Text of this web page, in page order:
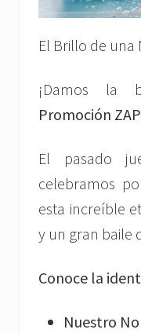
El Brillo de una
¡Damos la
Promoción
El pasado
celebramos
esta increíble
y un gran baile
Conoce la
Nuestro